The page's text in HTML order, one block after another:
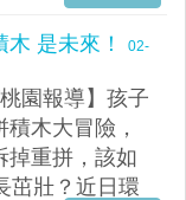
木 是未來！
02-
園報導】孩子
木大冒險，
掉重拼，該如
茁壯？近日環